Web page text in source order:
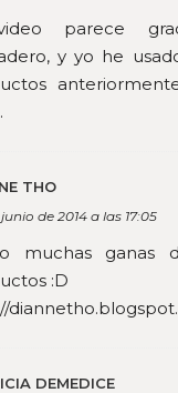
parece
y yo he
THO
junio de 2014 a las 17:05
muchas ganas
:D
DEMEDICE